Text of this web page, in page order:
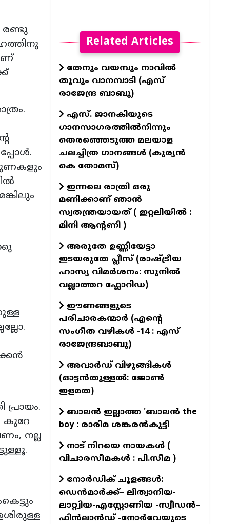
രണ്ടു
നുണകളും
കുറേ
നല്ല
Related Articles
തേനും വയമ്പും നാവിൽ
തൂവും വാനമ്പാടി (എസ്
രാജേന്ദ്ര ബാബു)
എസ്. ജാനകിയുടെ
ഗാനസാഗരത്തിൽനിന്നും
തെരഞ്ഞെടുത്ത മലയാള
ചലച്ചിത്ര ഗാനങ്ങൾ (കുര്യൻ
കെ തോമസ്)
ഇന്നലെ രാത്രി ഒരു
മണിക്കാണ് ഞാൻ
സ്വതന്ത്രയായത് ( ഇറ്റലിയിൽ :
മിനി ആന്റണി )
അരുതേ ഉണ്ണിയേട്ടാ
ഇടയരുതേ പ്ലീസ് (രാഷ്ട്രീയ
ഹാസ്യ വിമർശനം: സുനിൽ
വല്ലാത്തറ ഫ്ലോറിഡ)
ഈണങ്ങളുടെ
പരിചാരകന്മാര്‍ (എന്‍റെ
സംഗീത വഴികള്‍ -14 : എസ്
രാജേന്ദ്രബാബു)
അവാർഡ് വിഴുങ്ങികൾ
(ഓട്ടൻതുള്ളൽ: ജോൺ
ഇളമത)
ബാലൻ ഇല്ലാത്ത 'ബാലൻ the
boy : രാരിമ ശങ്കരൻകുട്ടി
നാട് നിറയെ നായകൾ (
വിചാരസീമകൾ : പി.സീമ )
നോർഡിക് ചൂളങ്ങൾ:
ഡെൻമാർക്ക്– ലിത്വാനിയ-
ലാറ്റ്വിയ-എസ്റ്റോണിയ -സ്വീഡൻ–
ഫിൻലാൻഡ് -നോർവേയുടെ